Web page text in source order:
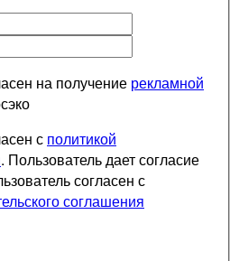
на получение рекламной
с политикой
. Пользователь дает согласие
согласен с
соглашения